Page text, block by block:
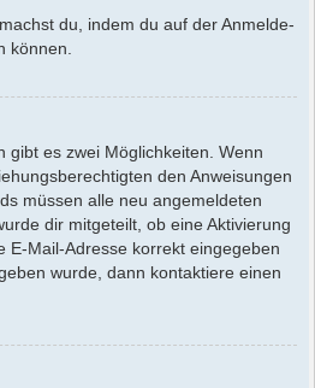
du, indem du auf der Anmelde-
können.
es zwei Möglichkeiten. Wenn
den Anweisungen
müssen alle neu angemeldeten
dir mitgeteilt, ob eine Aktivierung
E-Mail-Adresse korrekt eingegeben
wurde, dann kontaktiere einen